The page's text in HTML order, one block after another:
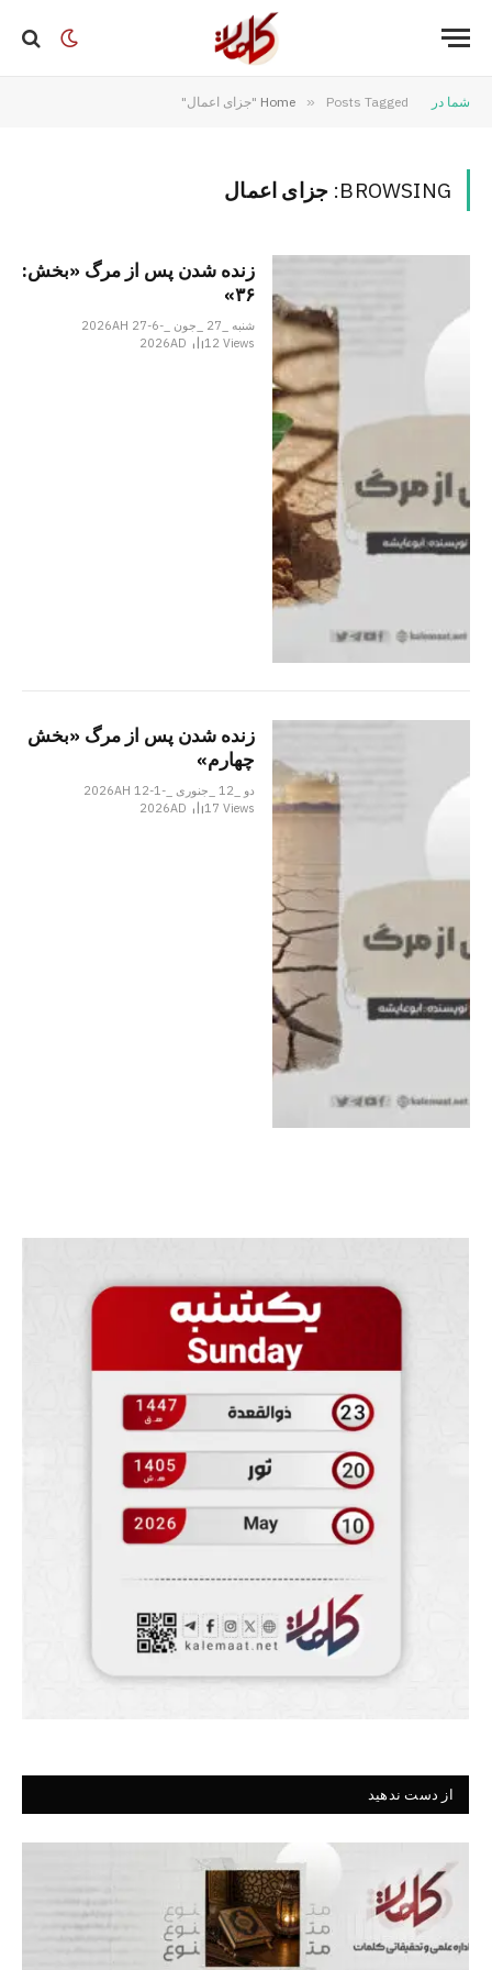
شما در Home » Posts Tagged "جزای اعمال"
BROWSING: جزای اعمال
زنده شدن پس از مرگ «بخش:
۳۶»
شنبه _27 _جون _2026AH 27-6-
2026AD
12Views
زنده شدن پس از مرگ «بخش
چهارم»
دو _12 _جنوری _2026AH 12-1-
2026AD
17Views
از دست ندهید